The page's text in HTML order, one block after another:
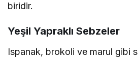
biridir.
Yeşil Yapraklı Sebzeler
Ispanak, brokoli ve marul gibi